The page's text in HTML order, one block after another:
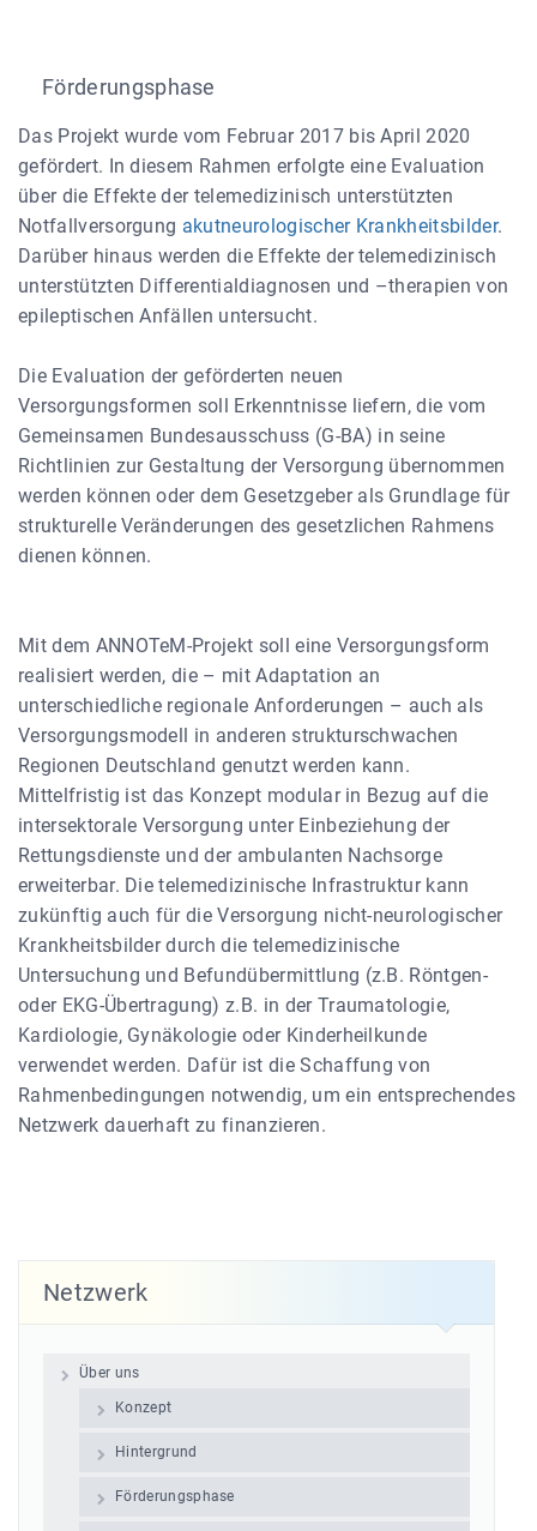
Förderungsphase
Das Projekt wurde vom Februar 2017 bis April 2020
gefördert. In diesem Rahmen erfolgte eine Evaluation
über die Effekte der telemedizinisch unterstützten
Notfallversorgung akutneurologischer Krankheitsbilder.
Darüber hinaus werden die Effekte der telemedizinisch
unterstützten Differentialdiagnosen und –therapien von
epileptischen Anfällen untersucht.
Die Evaluation der geförderten neuen
Versorgungsformen soll Erkenntnisse liefern, die vom
Gemeinsamen Bundesausschuss (G-BA) in seine
Richtlinien zur Gestaltung der Versorgung übernommen
werden können oder dem Gesetzgeber als Grundlage für
strukturelle Veränderungen des gesetzlichen Rahmens
dienen können.
Mit dem ANNOTeM-Projekt soll eine Versorgungsform
realisiert werden, die – mit Adaptation an
unterschiedliche regionale Anforderungen – auch als
Versorgungsmodell in anderen strukturschwachen
Regionen Deutschland genutzt werden kann.
Mittelfristig ist das Konzept modular in Bezug auf die
intersektorale Versorgung unter Einbeziehung der
Rettungsdienste und der ambulanten Nachsorge
erweiterbar. Die telemedizinische Infrastruktur kann
zukünftig auch für die Versorgung nicht-neurologischer
Krankheitsbilder durch die telemedizinische
Untersuchung und Befundübermittlung (z.B. Röntgen-
oder EKG-Übertragung) z.B. in der Traumatologie,
Kardiologie, Gynäkologie oder Kinderheilkunde
verwendet werden. Dafür ist die Schaffung von
Rahmenbedingungen notwendig, um ein entsprechendes
Netzwerk dauerhaft zu finanzieren.
Netzwerk
Über uns
Konzept
Hintergrund
Förderungsphase